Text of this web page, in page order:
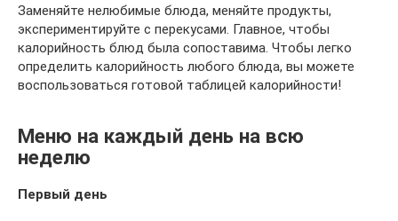
Заменяйте нелюбимые блюда, меняйте продукты,
экспериментируйте с перекусами. Главное, чтобы
калорийность блюд была сопоставима. Чтобы легко
определить калорийность любого блюда, вы можете
воспользоваться готовой таблицей калорийности!
Меню на каждый день на всю
неделю
Первый день